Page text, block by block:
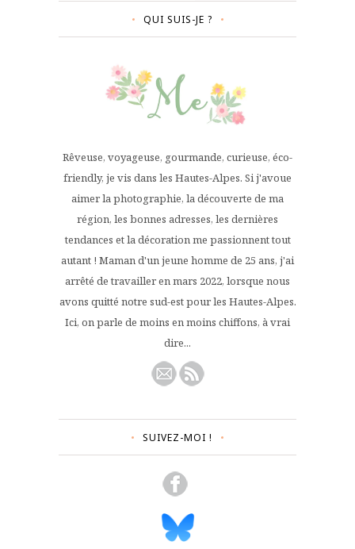
QUI SUIS-JE ?
Rêveuse, voyageuse, gourmande, curieuse, éco-
friendly, je vis dans les Hautes-Alpes. Si j'avoue
aimer la photographie, la découverte de ma
région, les bonnes adresses, les dernières
tendances et la décoration me passionnent tout
autant ! Maman d'un jeune homme de 25 ans, j'ai
arrêté de travailler en mars 2022, lorsque nous
avons quitté notre sud-est pour les Hautes-Alpes.
Ici, on parle de moins en moins chiffons, à vrai
dire...
SUIVEZ-MOI !